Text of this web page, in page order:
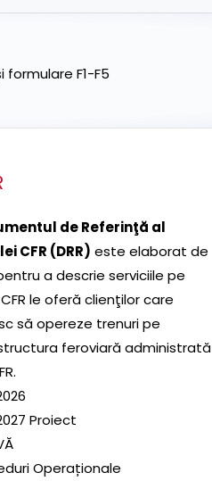
formulare F1-F5
de Referinţă al
CFR (DRR) este elaborat de
a descrie serviciile pe
le oferă clienţilor care
să opereze trenuri pe
feroviară administrată
Proiect
Operaționale